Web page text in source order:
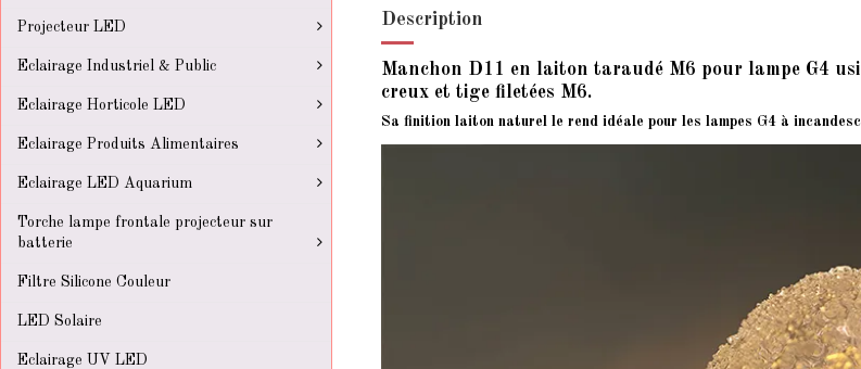
Description
Manchon D11 en laiton taraudé M6 pour lampe G4
creux et tige filetées M6.
Sa finition laiton naturel le rend idéale pour les lampes G4 à
Projecteur LED
Eclairage Industriel & Public
Eclairage Horticole LED
Eclairage Produits Alimentaires
Eclairage LED Aquarium
Torche lampe frontale projecteur sur
batterie
Filtre Silicone Couleur
LED Solaire
Eclairage UV LED